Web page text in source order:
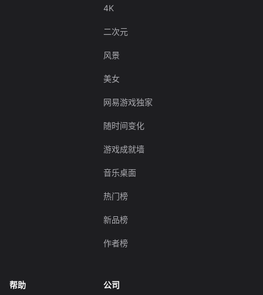
4K
二次元
风景
美女
网易游戏独家
随时间变化
游戏成就墙
音乐桌面
热门榜
新品榜
作者榜
帮助 公司